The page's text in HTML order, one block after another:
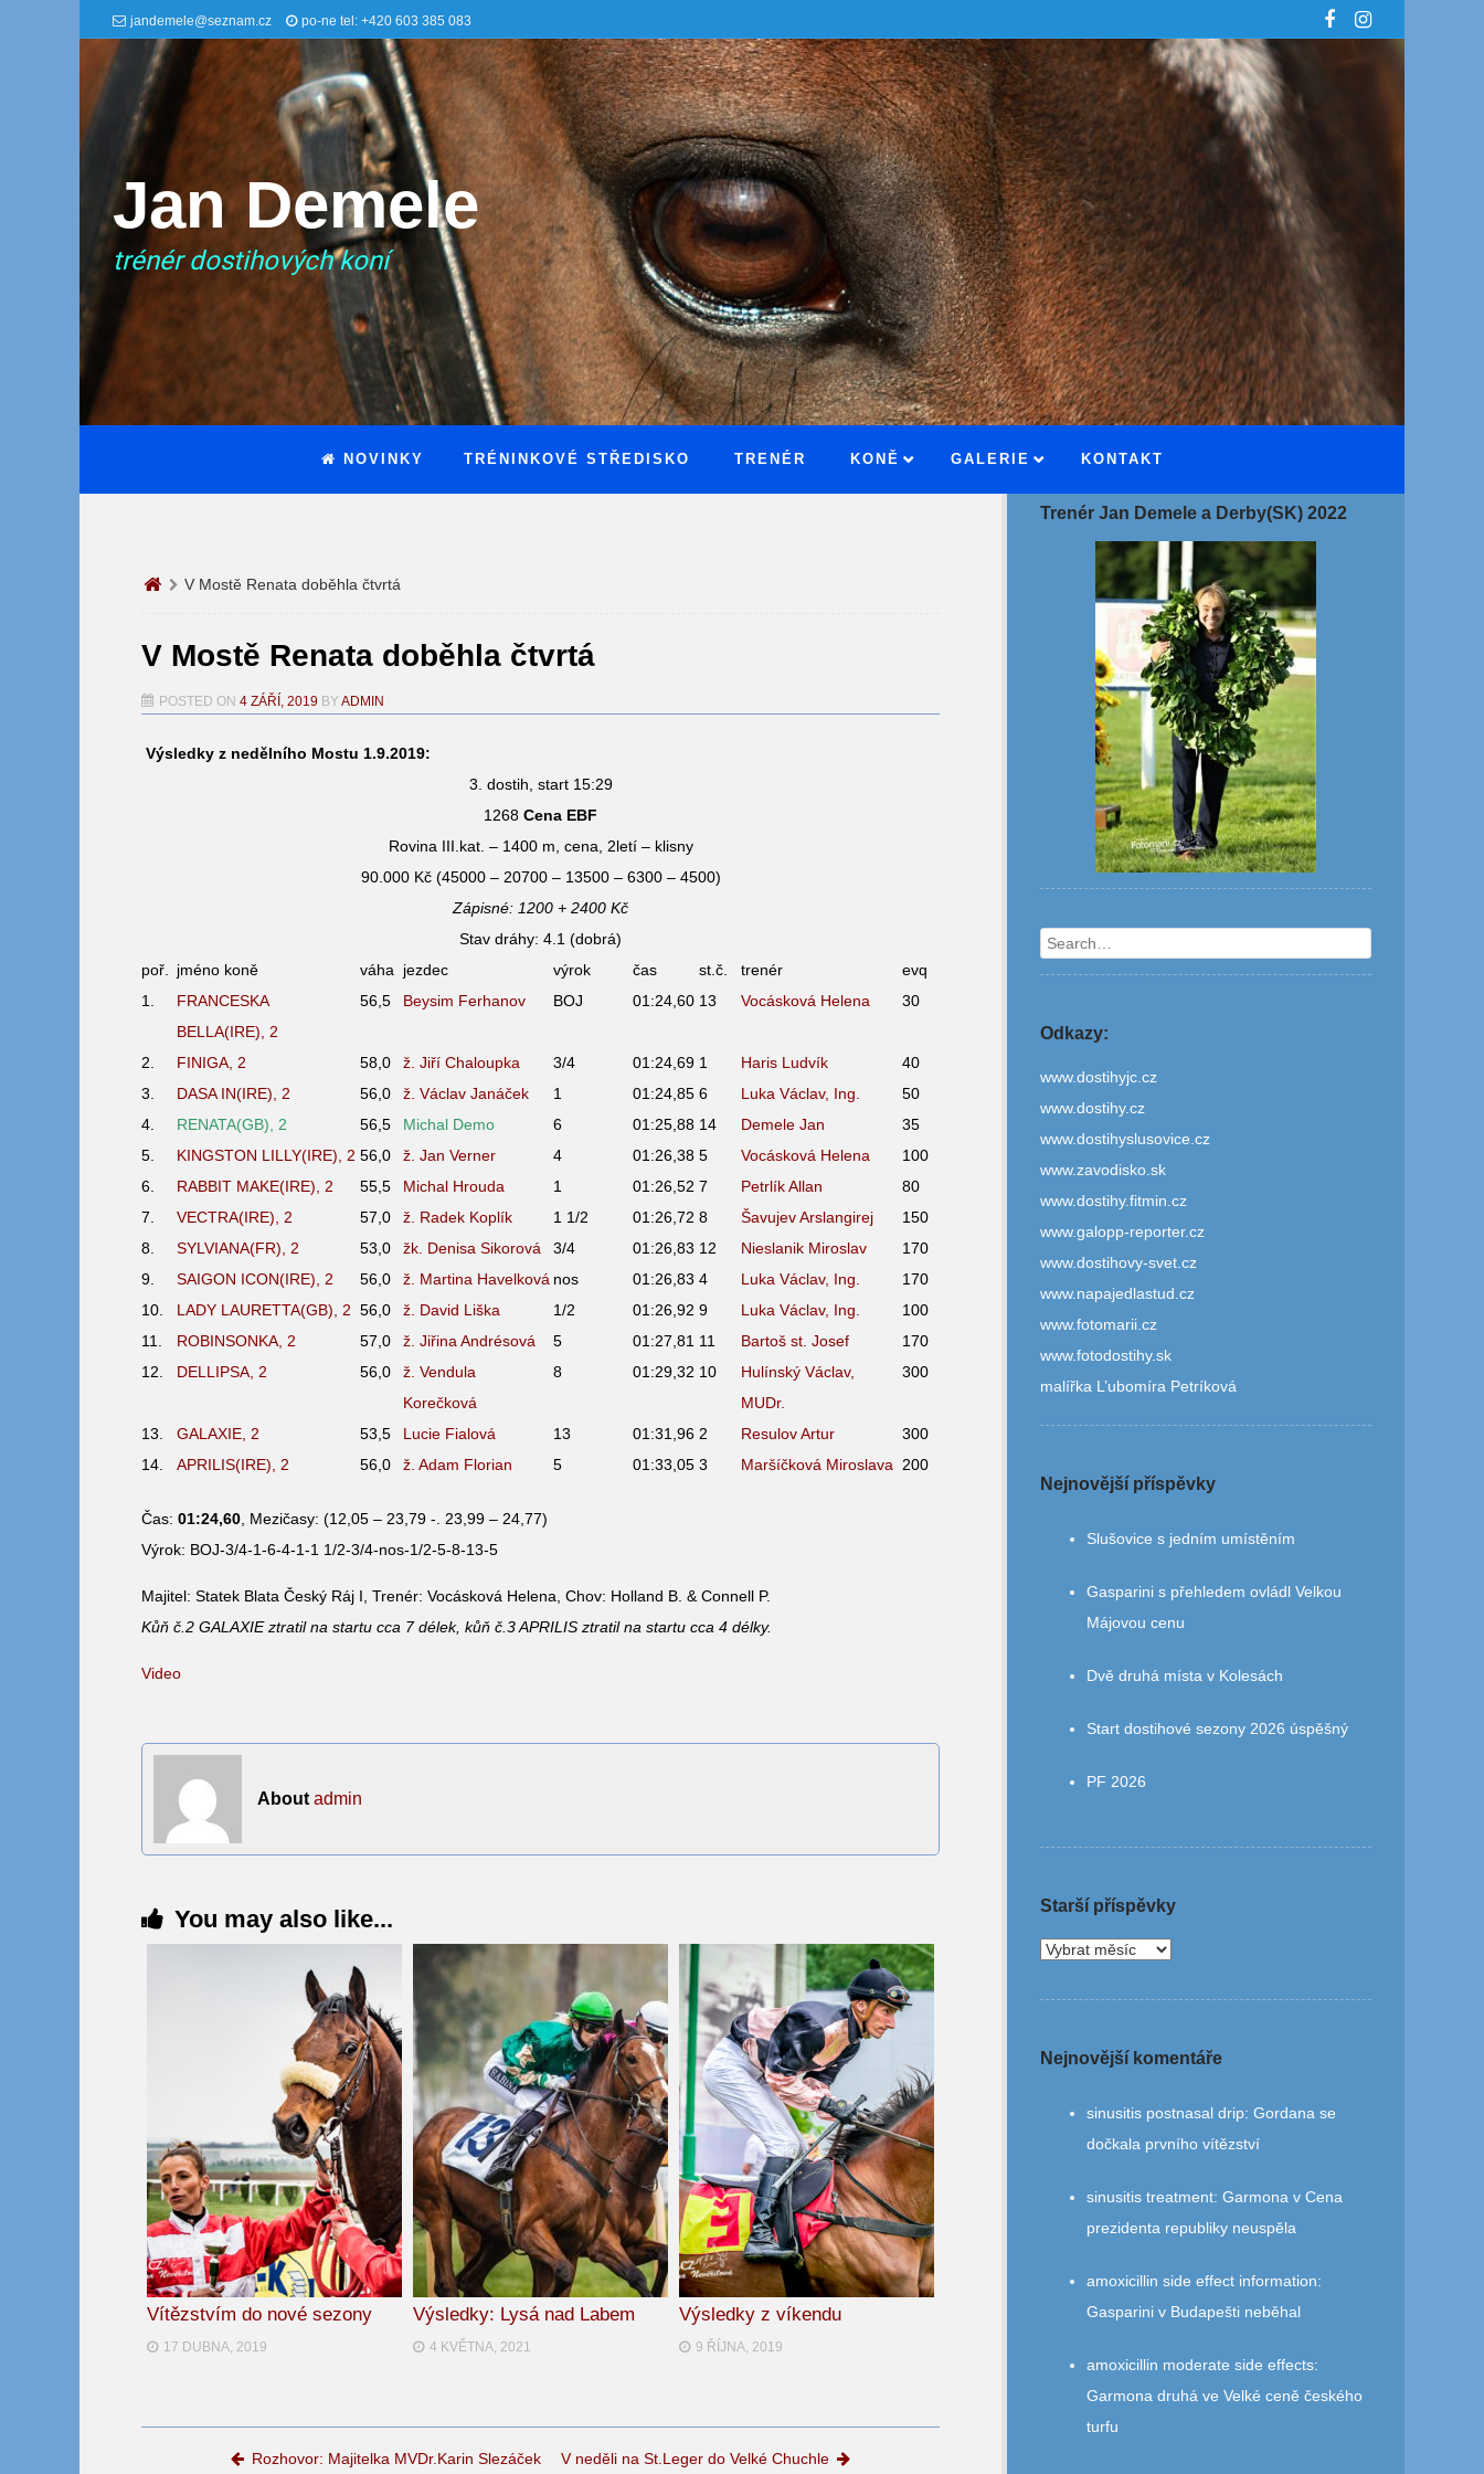
jandemele@seznam.cz po-ne tel: +420 603 385 083
Jan Demele
trénér dostihových koní
NOVINKY TRÉNINKOVÉ STŘEDISKO TRENÉR KONĚ GALERIE KONTAKT
V Mostě Renata doběhla čtvrtá
V Mostě Renata doběhla čtvrtá
POSTED ON 4 ZÁŘÍ, 2019 BYADMIN
Výsledky z nedělního Mostu 1.9.2019:
3. dostih, start 15:29
1268 Cena EBF
Rovina III.kat. – 1400 m, cena, 2letí – klisny
90.000 Kč (45000 – 20700 – 13500 – 6300 – 4500)
Zápisné: 1200 + 2400 Kč
Stav dráhy: 4.1 (dobrá)
poř.
jméno koně váha jezdec výrok čas st.č. trenér
evq
1.
FRANCESKA
BELLA(IRE), 2
56,5 Beysim Ferhanov BOJ 01:24,60 13 Vocásková Helena 30
2. FINIGA, 2 58,0 ž. Jiří Chaloupka 3/4 01:24,69 1 Haris Ludvík
40
3.
DASA IN(IRE), 2 56,0 ž. Václav Janáček 1 01:24,85 6 Luka Václav, Ing.
50
4.
RENATA(GB), 2 56,5 Michal Demo 6 01:25,88 14 Demele Jan
35
5.
KINGSTON LILLY(IRE), 2 56,0 ž. Jan Verner 4 01:26,38 5 Vocásková Helena
100
6.
RABBIT MAKE(IRE), 2 55,5 Michal Hrouda 1 01:26,52 7 Petrlík Allan
80
7.
VECTRA(IRE), 2 57,0 ž. Radek Koplík 1 1/2 01:26,72 8 Šavujev Arslangirej
150
8.
SYLVIANA(FR), 2 53,0 žk. Denisa Sikorová 3/4 01:26,83 12 Nieslanik Miroslav
170
9.
SAIGON ICON(IRE), 2 56,0 ž. Martina Havelková nos 01:26,83 4 Luka Václav, Ing.
170
10.
LADY LAURETTA(GB), 2 56,0 ž. David Liška 1/2 01:26,92 9 Luka Václav, Ing.
100
11.
ROBINSONKA, 2 57,0 ž. Jiřina Andrésová 5 01:27,81 11 Bartoš st. Josef
170
12.
DELLIPSA, 2 56,0
ž. Vendula
Korečková
8 01:29,32 10
Hulínský Václav,
MUDr.
300
13. GALAXIE, 2 53,5 Lucie Fialová 13 01:31,96 2 Resulov Artur
300
14.
APRILIS(IRE), 2 56,0 ž. Adam Florian 5 01:33,05 3 Maršíčková Miroslava 200
Čas: 01:24,60 , Mezičasy: (12,05 – 23,79 -. 23,99 – 24,77)
Výrok: BOJ-3/4-1-6-4-1-1 1/2-3/4-nos-1/2-5-8-13-5
Majitel: Statek Blata Český Ráj I, Trenér: Vocásková Helena, Chov: Holland B. & Connell P.
Kůň č.2 GALAXIE ztratil na startu cca 7 délek, kůň č.3 APRILIS ztratil na startu cca 4 délky.
Video
About admin
You may also like...
Vítězstvím do nové sezony
17 DUBNA, 2019
Výsledky: Lysá nad Labem
4 KVĚTNA, 2021
Výsledky z víkendu
9 ŘÍJNA, 2019
Post navigation
Rozhovor: Majitelka MVDr.Karin Slezáček V neděli na St.Leger do Velké Chuchle
Trenér Jan Demele a Derby(SK) 2022
Search
Odkazy:
www.dostihyjc.cz
www.dostihy.cz
www.dostihyslusovice.cz
www.zavodisko.sk
www.dostihy.fitmin.cz
www.galopp-reporter.cz
www.dostihovy-svet.cz
www.napajedlastud.cz
www.fotomarii.cz
www.fotodostihy.sk
malířka L’ubomíra Petríková
Nejnovější příspěvky
Slušovice s jedním umístěním
Gasparini s přehledem ovládl Velkou
Májovou cenu
Dvě druhá místa v Kolesách
Start dostihové sezony 2026 úspěšný
PF 2026
Starší příspěvky
Nejnovější komentáře
sinusitis postnasal drip: Gordana se
dočkala prvního vítězství
sinusitis treatment: Garmona v Cena
prezidenta republiky neuspěla
amoxicillin side effect information:
Gasparini v Budapešti neběhal
amoxicillin moderate side effects:
Garmona druhá ve Velké ceně českého
turfu